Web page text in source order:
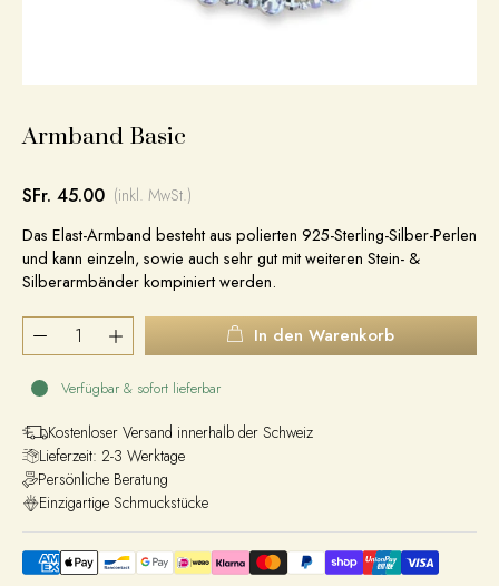
Armband Basic
SFr. 45.00 (inkl. MwSt.)
Das Elast-Armband besteht aus polierten 925-Sterling-Silber-Perlen
und kann einzeln, sowie auch sehr gut mit weiteren Stein- &
Silberarmbänder kompiniert werden.
In den Warenkorb
Verfügbar & sofort lieferbar
Kostenloser Versand innerhalb der Schweiz
Lieferzeit: 2-3 Werktage
Persönliche Beratung
Einzigartige Schmuckstücke